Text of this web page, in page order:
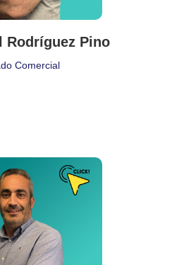
Rodríguez Pino
Comercial
de Trabajo
Sevilla
Cita: